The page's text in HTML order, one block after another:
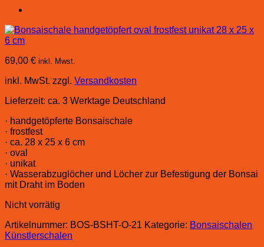
69,00 € inkl. Mwst.
inkl. MwSt. zzgl. Versandkosten
Lieferzeit: ca. 3 Werktage Deutschland
· handgetöpferte Bonsaischale
· frostfest
· ca. 28 x 25 x 6 cm
· oval
· unikat
· Wasserabzuglöcher und Löcher zur Befestigung der Bonsai
mit Draht im Boden
Nicht vorrätig
Artikelnummer: BOS-BSHT-O-21 Kategorie: Bonsaischalen
Künstlerschalen